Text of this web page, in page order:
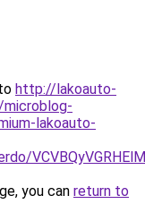
http://lakoauto-
lakoauto-
you can return to